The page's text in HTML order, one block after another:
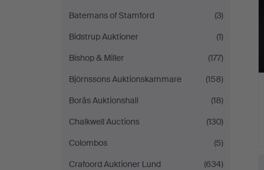
Batemans of Stamford
(3)
Bidstrup Auktioner
(1)
Bishop & Miller
(177)
Björnssons Auktionskammare
(158)
Borås Auktionshall
(18)
Chalkwell Auctions
(130)
Colombos
(5)
Crafoord Auktioner Lund
(634)